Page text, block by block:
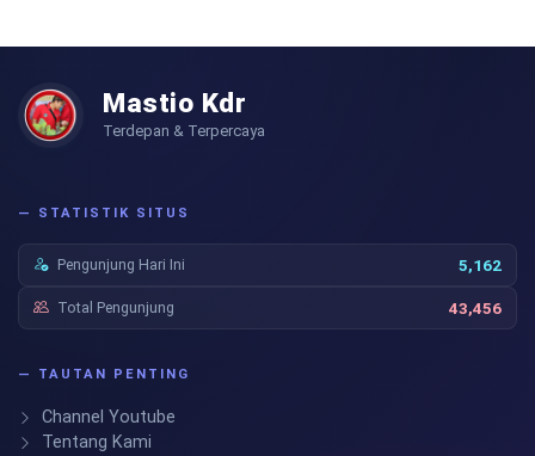
Mastio Kdr
Terdepan & Terpercaya
— STATISTIK SITUS
Pengunjung Hari Ini 5,162
Total Pengunjung 43,456
— TAUTAN PENTING
Channel Youtube
Tentang Kami